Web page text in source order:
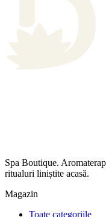
Spa Boutique.
ritualuri liniștite acasă.
Magazin
Toate categoriile